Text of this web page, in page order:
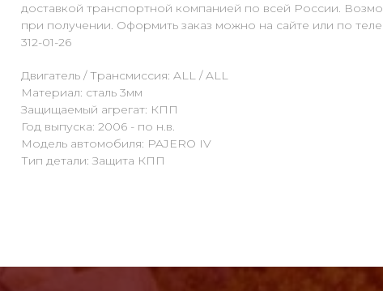
доставкой транспортной компанией по всей России.
при получении. Оформить заказ можно на сайте или по
312-01-26
Двигатель / Трансмиссия: ALL / ALL
Материал: сталь 3мм
Защищаемый агрегат: КПП
Год выпуска: 2006 - по н.в.
Модель автомобиля: PAJERO IV
Тип детали: Защита КПП